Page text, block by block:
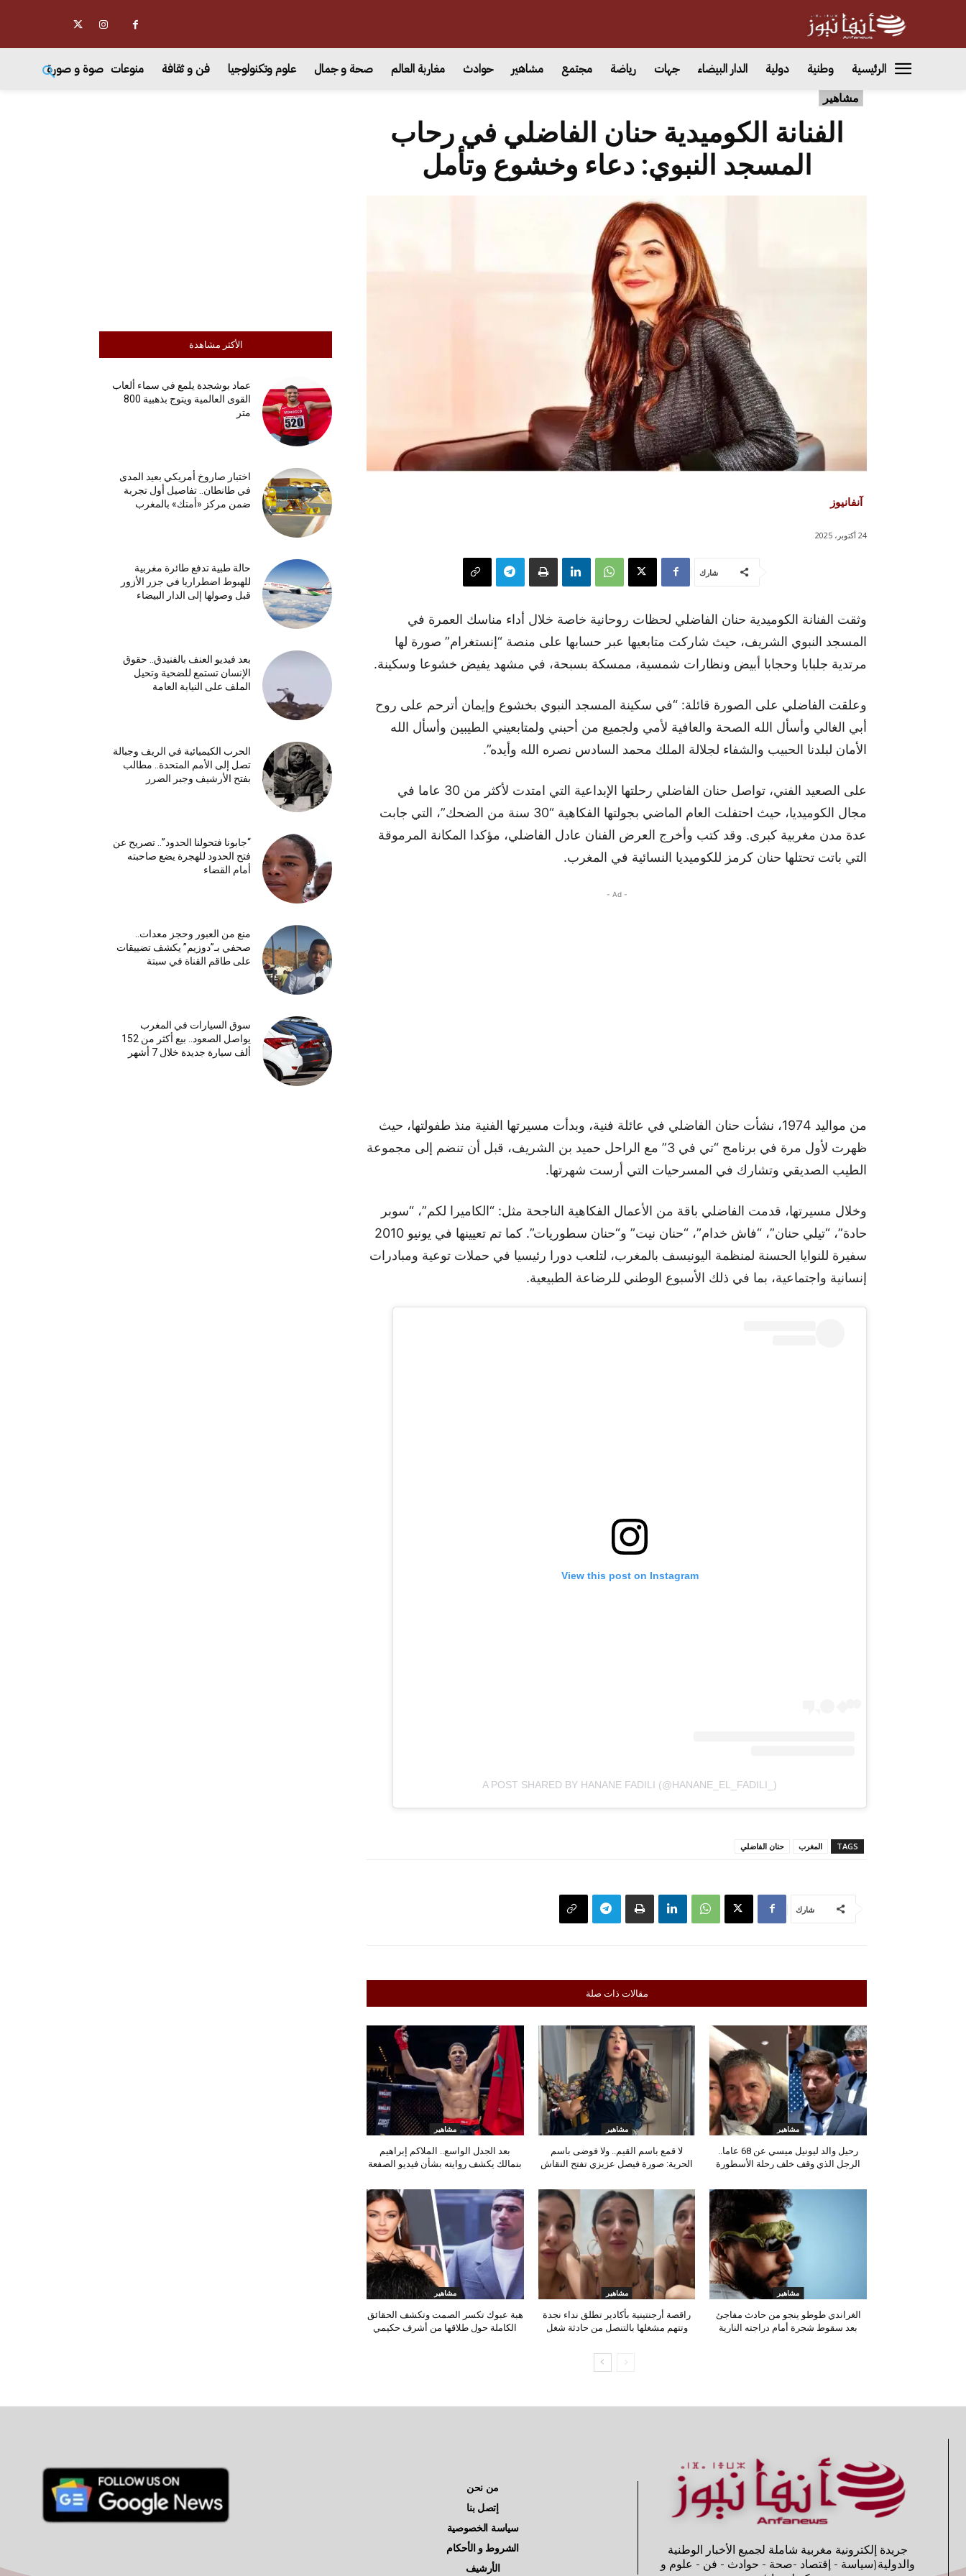
الرئيسية وطنية دولية الدار البيضاء جهات رياضة مجتمع مشاهير حوادث مغاربة العالم صحة و جمال علوم وتكنولوجيا فن و ثقافة منوعات صوة و صورة
مشاهير
الأكثر مشاهدة
عماد بوشجدة يلمع في سماء ألعاب
القوى العالمية ويتوج بذهبية 800
متر
اختبار صاروخ أمريكي بعيد المدى
في طانطان.. تفاصيل أول تجربة
ضمن مركز «أمتك» بالمغرب
حالة طبية تدفع طائرة مغربية
للهبوط اضطراريا في جزر الأزور
قبل وصولها إلى الدار البيضاء
بعد فيديو العنف بالفنيدق.. حقوق
الإنسان تستمع للضحية وتحيل
الملف على النيابة العامة
الحرب الكيميائية في الريف وجبالة
تصل إلى الأمم المتحدة.. مطالب
بفتح الأرشيف وجبر الضرر
“جابونا فتحولنا الحدود”.. تصريح عن
فتح الحدود للهجرة يضع صاحبته
أمام القضاء
منع من العبور وحجز معدات..
صحفي بـ”دوزيم” يكشف تضييقات
على طاقم القناة في سبتة
سوق السيارات في المغرب
يواصل الصعود.. بيع أكثر من 152
ألف سيارة جديدة خلال 7 أشهر
الفنانة الكوميدية حنان الفاضلي في رحاب
المسجد النبوي: دعاء وخشوع وتأمل
آنفانيوز
24 أكتوبر، 2025
شارك
وثقت الفنانة الكوميدية حنان الفاضلي لحظات روحانية خاصة خلال أداء مناسك العمرة في
المسجد النبوي الشريف، حيث شاركت متابعيها عبر حسابها على منصة “إنستغرام” صورة لها
مرتدية جلبابا وحجابا أبيض ونظارات شمسية، ممسكة بسبحة، في مشهد يفيض خشوعا وسكينة.
وعلقت الفاضلي على الصورة قائلة: “في سكينة المسجد النبوي بخشوع وإيمان أترحم على روح
أبي الغالي وأسأل الله الصحة والعافية لأمي ولجميع من أحبني ولمتابعيني الطيبين وأسأل الله
الأمان لبلدنا الحبيب والشفاء لجلالة الملك محمد السادس نصره الله وأيده”.
على الصعيد الفني، تواصل حنان الفاضلي رحلتها الإبداعية التي امتدت لأكثر من 30 عاما في
مجال الكوميديا، حيث احتفلت العام الماضي بجولتها الفكاهية “30 سنة من الضحك”، التي جابت
عدة مدن مغربية كبرى. وقد كتب وأخرج العرض الفنان عادل الفاضلي، مؤكدا المكانة المرموقة
التي باتت تحتلها حنان كرمز للكوميديا النسائية في المغرب.
- Ad -
من مواليد 1974، نشأت حنان الفاضلي في عائلة فنية، وبدأت مسيرتها الفنية منذ طفولتها، حيث
ظهرت لأول مرة في برنامج “تي في 3” مع الراحل حميد بن الشريف، قبل أن تنضم إلى مجموعة
الطيب الصديقي وتشارك في المسرحيات التي أرست شهرتها.
وخلال مسيرتها، قدمت الفاضلي باقة من الأعمال الفكاهية الناجحة مثل: “الكاميرا لكم”، “سوبر
حادة”، “تيلي حنان”، “فاش خدام”، “حنان نيت” و“حنان سطوريات”. كما تم تعيينها في يونيو 2010
سفيرة للنوايا الحسنة لمنظمة اليونيسف بالمغرب، لتلعب دورا رئيسيا في حملات توعية ومبادرات
إنسانية واجتماعية، بما في ذلك الأسبوع الوطني للرضاعة الطبيعية.
View this post on Instagram
A POST SHARED BY HANANE FADILI (@HANANE_EL_FADILI_)
TAGS المغرب حنان الفاضلي
شارك
مقالات ذات صلة
مشاهير
رحيل والد ليونيل ميسي عن 68 عاما..
الرجل الذي وقف خلف رحلة الأسطورة
مشاهير
لا قمع باسم القيم.. ولا فوضى باسم
الحرية: صورة فيصل عزيزي تفتح النقاش
مشاهير
بعد الجدل الواسع.. الملاكم إبراهيم
بنمالك يكشف روايته بشأن فيديو الصفعة
مشاهير
الغراندي طوطو ينجو من حادث مفاجئ
بعد سقوط شجرة أمام دراجته النارية
مشاهير
راقصة أرجنتينية بأكادير تطلق نداء نجدة
وتتهم مشغلها بالتنصل من حادثة شغل
مشاهير
هبة عبوك تكسر الصمت وتكشف الحقائق
الكاملة حول طلاقها من أشرف حكيمي
جريدة إلكترونية مغربية شاملة لجميع الأخبار الوطنية
والدولية(سياسة - إقتصاد -صحة - حوادث - فن - علوم و
من نحن
إتصل بنا
سياسة الخصوصية
الشروط و الأحكام
الأرشيف